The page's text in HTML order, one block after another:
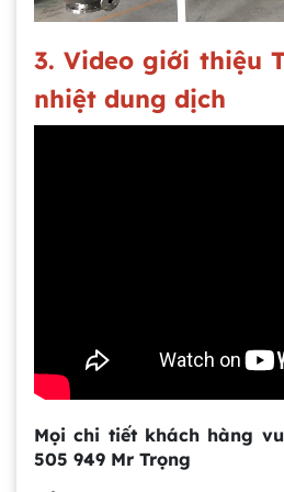
3. Video giới thiệu
nhiệt dung dịch
Mọi chi tiết khách hàng
505 949 Mr Trọng